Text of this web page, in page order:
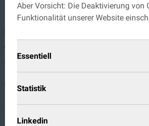
gebürstet, Farbe Nebelgrau
(C909+)
DETAILS
interessieren...
Aber Vorsicht: Die Deaktivierung von
Funktionalität unserer Website
Essentiell
Statistik
Linkedin